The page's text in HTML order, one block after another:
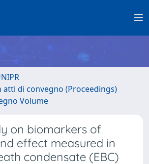
di convegno (Proceedings)
Volume
on biomarkers of
effect measured in
condensate (EBC)